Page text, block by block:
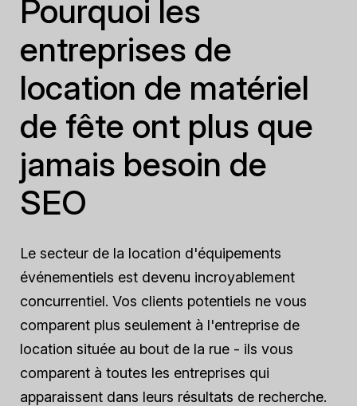
Pourquoi les
entreprises de
location de matériel
de fête ont plus que
jamais besoin de
SEO
Le secteur de la location d'équipements
événementiels est devenu incroyablement
concurrentiel. Vos clients potentiels ne vous
comparent plus seulement à l'entreprise de
location située au bout de la rue - ils vous
comparent à toutes les entreprises qui
apparaissent dans leurs résultats de recherche.